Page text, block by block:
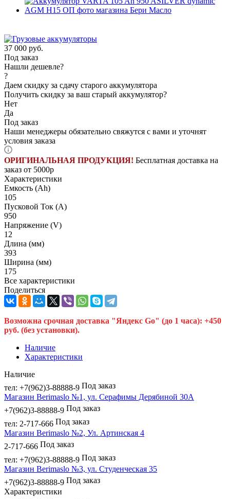
37 000 руб.
Под заказ
Нашли дешевле?
?
Даем скидку за сдачу старого аккумулятора
Получить скидку за ваш старый аккумулятор?
Нет
Да
Под заказ
Наши менеджеры обязательно свяжутся с вами и уточнят
условия заказа
ОРИГИНАЛЬНАЯ ПРОДУКЦИЯ! Бесплатная доставка на
заказ от 5000р
Характеристики
Емкость (Ah)
105
Пусковой Ток (A)
950
Напряжение (V)
12
Длина (мм)
393
Ширина (мм)
175
Все характеристики
Поделиться
Возможна срочная доставка "Яндекс Go" (до 1 часа): +450
руб. (без установки).
Наличие
Характеристики
Наличие
тел: +7(962)3-88888-9 Под заказ
Магазин Berimaslo №1, ул. Серафимы Дерябиной 30А
+7(962)3-88888-9 Под заказ
тел: 2-717-666 Под заказ
Магазин Berimaslo №2, Ул. Артинская 4
2-717-666 Под заказ
тел: +7(962)3-88888-9 Под заказ
Магазин Berimaslo №3, ул. Студенческая 35
+7(962)3-88888-9 Под заказ
Характеристики